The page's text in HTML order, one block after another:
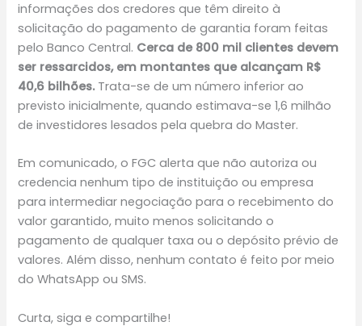
informações dos credores que têm direito à
solicitação do pagamento de garantia foram feitas
pelo Banco Central. Cerca de 800 mil clientes devem
ser ressarcidos, em montantes que alcançam R$
40,6 bilhões.Trata-se de um número inferior ao
previsto inicialmente, quando estimava-se 1,6 milhão
de investidores lesados pela quebra do Master.
Em comunicado, o FGC alerta que não autoriza ou
credencia nenhum tipo de instituição ou empresa
para intermediar negociação para o recebimento do
valor garantido, muito menos solicitando o
pagamento de qualquer taxa ou o depósito prévio de
valores. Além disso, nenhum contato é feito por meio
do WhatsApp ou SMS.
Curta, siga e compartilhe!